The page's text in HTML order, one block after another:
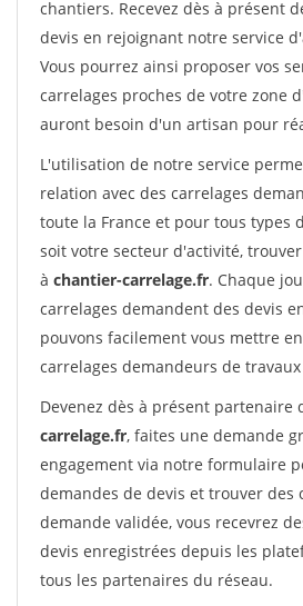
chantiers. Recevez dès à présent
devis en rejoignant notre service
Vous pourrez ainsi proposer vos
carrelages proches de votre zone
auront besoin d'un artisan pour
L'utilisation de notre service
relation avec des carrelages
toute la France et pour tous types
soit votre secteur d'activité,
à chantier-carrelage.fr. Chaque
carrelages demandent des devis
pouvons facilement vous mettre
carrelages demandeurs de
Devenez dès à présent partenaire
carrelage.fr, faites une demande
engagement via notre formulaire
demandes de devis et trouver des
demande validée, vous recevrez
devis enregistrées depuis les
tous les partenaires du réseau.